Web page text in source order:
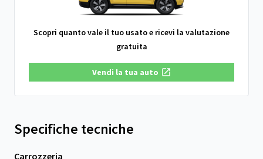
Scopri quanto vale il tuo usato e ricevi la valutazione
gratuita
Vendi la tua auto
Specifiche tecniche
Carrozzeria